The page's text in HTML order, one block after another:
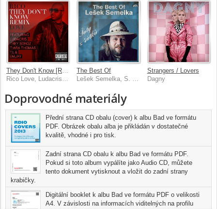
They Don't Know [Remix]
Rico Love, Ludacris, Trey Songz, Tiara Thomas, T.I., Emjay
The Best Of
Lešek Semelka, S. L. S.
Strangers / Lovers
Dagny
Doprovodné materiály
Přední strana CD obalu (cover) k albu Bad ve formátu
PDF. Obrázek obalu alba je přikládán v dostatečné
kvalitě, vhodné i pro tisk.
Zadní strana CD obalu k albu Bad ve formátu PDF.
Pokud si toto album vypálíte jako Audio CD, můžete
tento dokument vytisknout a vložit do zadní strany
krabičky.
Digitální booklet k albu Bad ve formátu PDF o velikosti
A4. V závislosti na informacích viditelných na profilu